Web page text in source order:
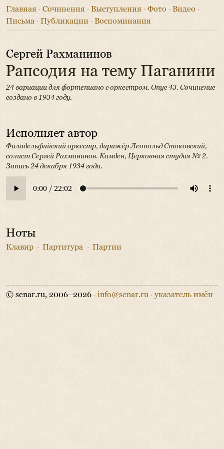
Главная · Сочинения · Выступления · Фото · Видео ·
Письма · Публикации · Воспоминания
Сергей Рахманинов
Рапсодия на тему Паганини
24 вариации для фортепиано с оркестром. Опус 43. Сочинение
создано в 1934 году.
Исполняет автор
Филадельфийский оркестр, дирижёр Леопольд Стоковский,
солист Сергей Рахманинов. Камден, Церковная студия № 2.
Запись 24 декабря 1934 года.
Ноты
Клавир · Партитура · Партии
© senar.ru, 2006–2026 · info@senar.ru · указатель имён